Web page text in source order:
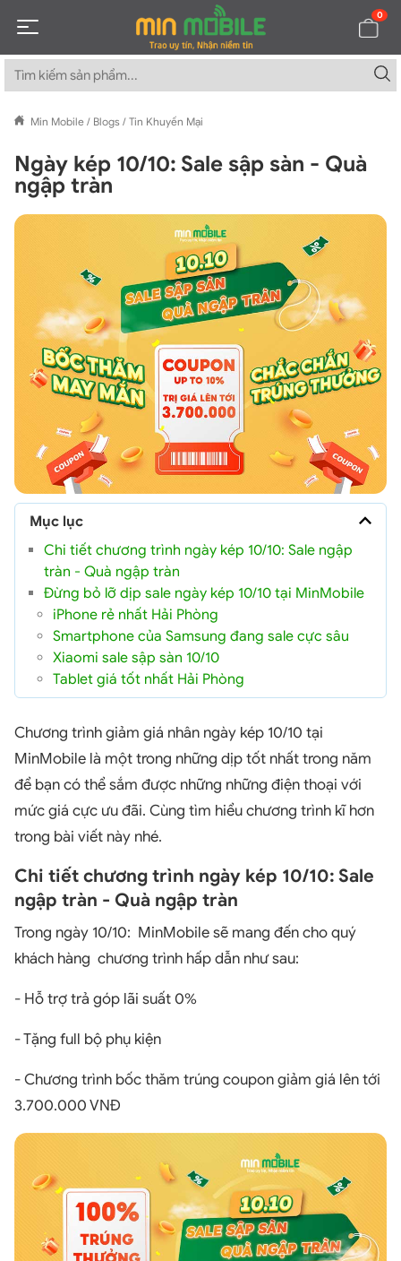
0
Min Mobile / Blogs / Tin Khuyến Mại
Ngày kép 10/10: Sale sập sàn - Quà
ngập tràn
Mục lục
Chi tiết chương trình ngày kép 10/10: Sale ngập
tràn - Quà ngập tràn
Đừng bỏ lỡ dịp sale ngày kép 10/10 tại MinMobile
iPhone rẻ nhất Hải Phòng
Smartphone của Samsung đang sale cực sâu
Xiaomi sale sập sàn 10/10
Tablet giá tốt nhất Hải Phòng
Chương trình giảm giá nhân ngày kép 10/10 tại
MinMobile là một trong những dịp tốt nhất trong năm
để bạn có thể sắm được những những điện thoại với
mức giá cực ưu đãi. Cùng tìm hiểu chương trình kĩ hơn
trong bài viết này nhé.
Chi tiết chương trình ngày kép 10/10: Sale
ngập tràn - Quà ngập tràn
Trong ngày 10/10: MinMobile sẽ mang đến cho quý
khách hàng chương trình hấp dẫn như sau:
- Hỗ trợ trả góp lãi suất 0%
- Tặng full bộ phụ kiện
- Chương trình bốc thăm trúng coupon giảm giá lên tới
3.700.000 VNĐ